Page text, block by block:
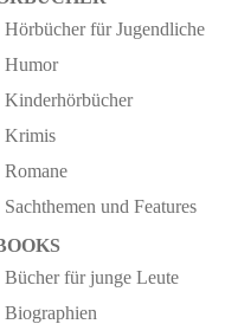
Hörbücher für Jugendliche
Humor
Kinderhörbücher
Krimis
Romane
Sachthemen und Features
Bücher für junge Leute
Biographien